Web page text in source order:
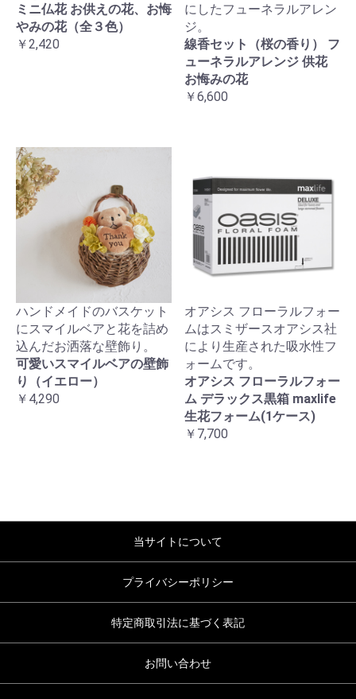
ミニ仏花 お供えの花、お悔
やみの花（全３色）
￥2,420
にしたフューネラルアレン
ジ。
線香セット（桜の香り） フ
ューネラルアレンジ 供花
お悔みの花
￥6,600
ハンドメイドのバスケット
にスマイルベアと花を詰め
込んだお洒落な壁飾り。
可愛いスマイルベアの壁飾
り（イエロー）
￥4,290
オアシス フローラルフォー
ムはスミザースオアシス社
により生産された吸水性フ
ォームです。
オアシス フローラルフォー
ム デラックス黒箱 maxlife
生花フォーム(1ケース)
￥7,700
当サイトについて
プライバシーポリシー
特定商取引法に基づく表記
お問い合わせ